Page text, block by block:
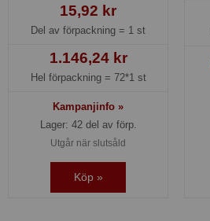
15,92 kr
Del av förpackning = 1 st
1.146,24 kr
Hel förpackning = 72*1 st
Kampanjinfo »
Lager: 42 del av förp.
Utgår när slutsåld
Köp »